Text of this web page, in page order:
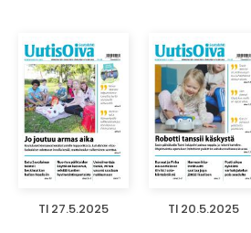
TI 27.5.2025 TI 20.5.2025